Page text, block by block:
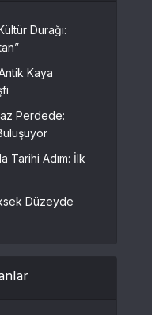
Durağı:
Kaya
Perdede:
Tarihi Adım: İlk
Düzeyde